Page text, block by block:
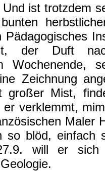
ist trotzdem
der Duft
Wochenende,
Zeichnung
großer Mist,
verklemmt,
Maler
so blöd, einfach
will er sich